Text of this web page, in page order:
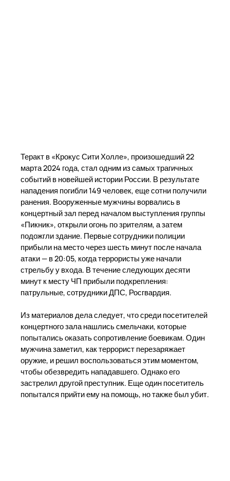
Теракт в «Крокус Сити Холле», произошедший 22
марта 2024 года, стал одним из самых трагичных
событий в новейшей истории России. В результате
нападения погибли 149 человек, еще сотни получили
ранения. Вооруженные мужчины ворвались в
концертный зал перед началом выступления группы
«Пикник», открыли огонь по зрителям, а затем
подожгли здание. Первые сотрудники полиции
прибыли на место через шесть минут после начала
атаки — в 20:05, когда террористы уже начали
стрельбу у входа. В течение следующих десяти
минут к месту ЧП прибыли подкрепления:
патрульные, сотрудники ДПС, Росгвардия.
Из материалов дела следует, что среди посетителей
концертного зала нашлись смельчаки, которые
попытались оказать сопротивление боевикам. Один
мужчина заметил, как террорист перезаряжает
оружие, и решил воспользоваться этим моментом,
чтобы обезвредить нападавшего. Однако его
застрелил другой преступник. Еще один посетитель
попытался прийти ему на помощь, но также был убит.